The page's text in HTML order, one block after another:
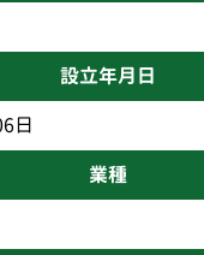
設立年月日
日
業種